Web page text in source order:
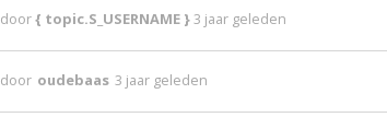
door{ topic.S_USERNAME }3 jaar geleden
door oudebaas 3 jaar geleden